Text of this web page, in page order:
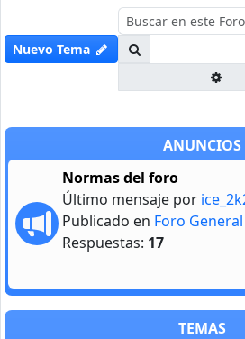
Nuevo Tema
ANUNCIOS
Normas del foro
Último mensaje por
Publicado en Foro
Respuestas: 17
TEMAS